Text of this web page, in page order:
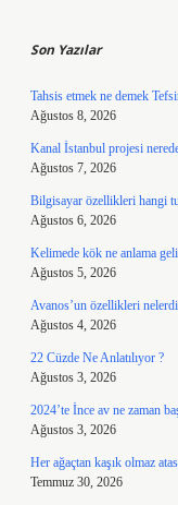
Son Yazılar
Tahsis etmek ne demek
Ağustos 8, 2026
Kanal İstanbul projesi
Ağustos 7, 2026
Bilgisayar özellikleri hangi
Ağustos 6, 2026
Kelimede kök ne anlama
Ağustos 5, 2026
Avanos’un özellikleri
Ağustos 4, 2026
22 Cüzde Ne Anlatılıyor ?
Ağustos 3, 2026
2024’te İnce av ne zaman
Ağustos 3, 2026
Her ağaçtan kaşık olmaz
Temmuz 30, 2026